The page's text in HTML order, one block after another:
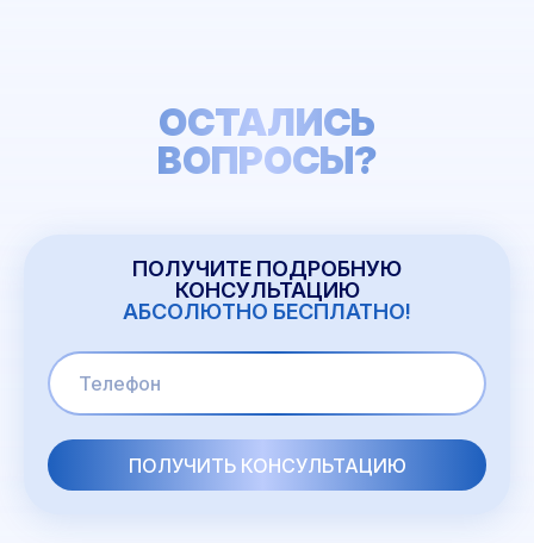
ОСТАЛИСЬ
ВОПРОСЫ?
ПОЛУЧИТЕ ПОДРОБНУЮ
КОНСУЛЬТАЦИЮ
АБСОЛЮТНО БЕСПЛАТНО!